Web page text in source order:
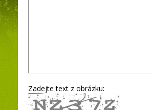
Zadejte text z obrázku: